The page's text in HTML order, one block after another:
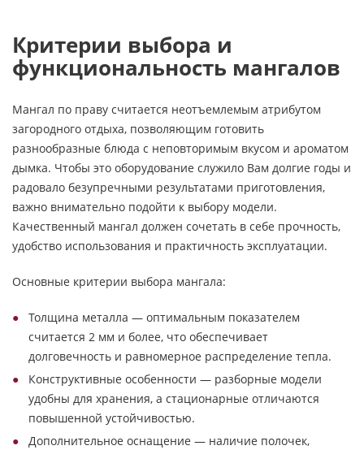
Критерии выбора и
функциональность мангалов
Мангал по праву считается неотъемлемым атрибутом
загородного отдыха, позволяющим готовить
разнообразные блюда с неповторимым вкусом и ароматом
дымка. Чтобы это оборудование служило Вам долгие годы и
радовало безупречными результатами приготовления,
важно внимательно подойти к выбору модели.
Качественный мангал должен сочетать в себе прочность,
удобство использования и практичность эксплуатации.
Основные критерии выбора мангала:
Толщина металла — оптимальным показателем
считается 2 мм и более, что обеспечивает
долговечность и равномерное распределение тепла.
Конструктивные особенности — разборные модели
удобны для хранения, а стационарные отличаются
повышенной устойчивостью.
Дополнительное оснащение — наличие полочек,